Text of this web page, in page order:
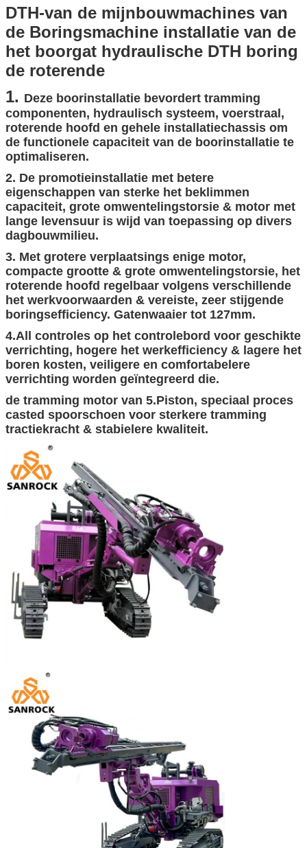
DTH-van de mijnbouwmachines van
de Boringsmachine installatie van de
het boorgat hydraulische DTH boring
de roterende
1. Deze boorinstallatie bevordert tramming
componenten, hydraulisch systeem, voerstraal,
roterende hoofd en gehele installatiechassis om
de functionele capaciteit van de boorinstallatie te
optimaliseren.
2. De promotieinstallatie met betere
eigenschappen van sterke het beklimmen
capaciteit, grote omwentelingstorsie & motor met
lange levensuur is wijd van toepassing op divers
dagbouwmilieu.
3. Met grotere verplaatsings enige motor,
compacte grootte & grote omwentelingstorsie, het
roterende hoofd regelbaar volgens verschillende
het werkvoorwaarden & vereiste, zeer stijgende
boringsefficiency. Gatenwaaier tot 127mm.
4.All controles op het controlebord voor geschikte
verrichting, hogere het werkefficiency & lagere het
boren kosten, veiligere en comfortabelere
verrichting worden geïntegreerd die.
de tramming motor van 5.Piston, speciaal proces
casted spoorschoen voor sterkere tramming
tractiekracht & stabielere kwaliteit.